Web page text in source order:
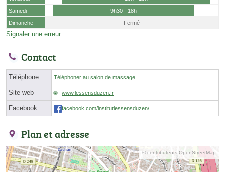
Samedi
9h30 - 18h
Dimanche
Fermé
Signaler une erreur
Contact
Téléphone Téléphoner au salon de massage
Site web www.lessensduzen.fr
Facebook facebook.com/institutlessensduzen/
Plan et adresse
© contributeurs OpenStreetMap